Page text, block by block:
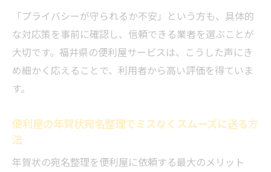
「プライバシーが守られるか不安」という方も、具体的
な対応策を事前に確認し、信頼できる業者を選ぶことが
大切です。福井県の便利屋サービスは、こうした声にき
め細かく応えることで、利用者から高い評価を得ていま
す。
便利屋の年賀状宛名整理でミスなくスムーズに送る方
法
年賀状の宛名整理を便利屋に依頼する最大のメリット